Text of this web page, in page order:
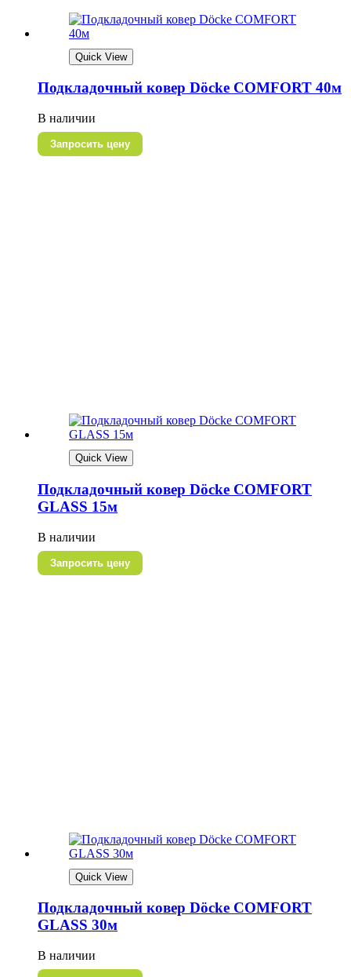
Quick View
Подкладочный ковер Döcke СOMFORT 40м
В наличии
Запросить цену
Quick View
Подкладочный ковер Döcke СOMFORT
GLASS 15м
В наличии
Запросить цену
Quick View
Подкладочный ковер Döcke СOMFORT
GLASS 30м
В наличии